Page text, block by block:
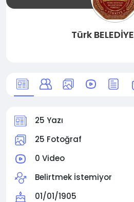
Türk BELEDİYE
25 Yazı
25 Fotoğraf
0 Video
Belirtmek İstemiyor
01/01/1905